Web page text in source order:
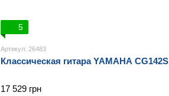
5
Артикул: 26483
Классическая гитара YAMAHA CG142S
17 529 грн